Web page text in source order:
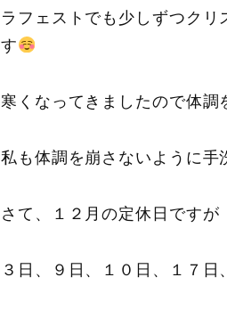
ラフェストでも少しずつク
す
寒くなってきましたので体調
私も体調を崩さないように手
さて、１２月の定休日ですが
３日、９日、１０日、１７日